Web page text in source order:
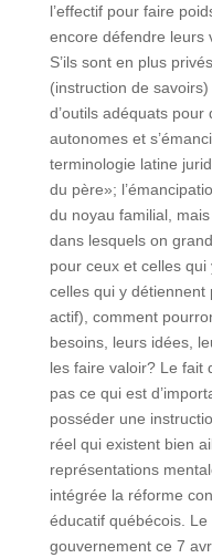
l’effectif pour faire
encore défendre leurs
S’ils sont en plus
(instruction de
d’outils adéquats pour
autonomes et
terminologie latine
du père»;
du noyau familial,
dans lesquels on
pour ceux et celles
celles qui y détiennent
actif), comment
besoins, leurs idées,
les faire valoir? Le fait
pas ce qui est
posséder une
réel qui existent bien
représentations
intégrée la réforme
éducatif québécois.
gouvernement ce 7